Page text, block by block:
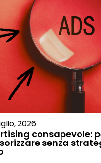
2026
consapevole:
senza